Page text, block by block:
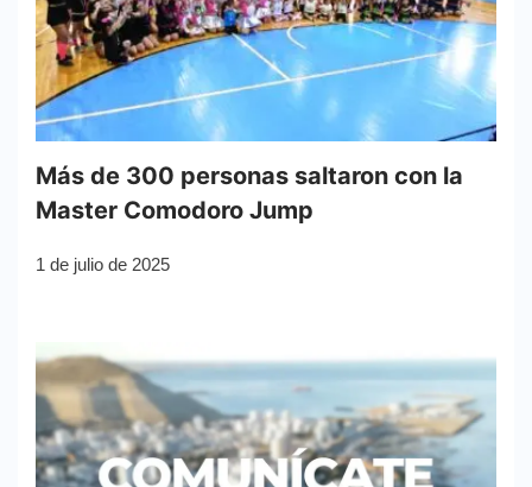
Más de 300 personas saltaron con la
Master Comodoro Jump
1 de julio de 2025